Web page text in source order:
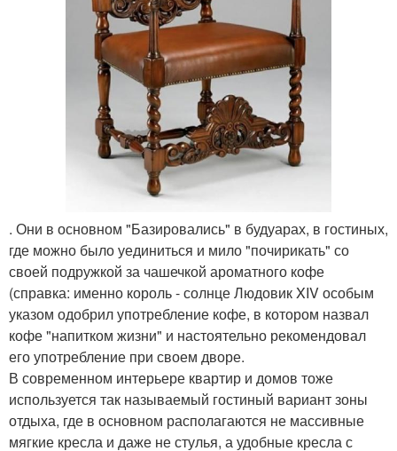
. Они в основном "Базировались" в будуарах, в гостиных,
где можно было уединиться и мило "почирикать" со
своей подружкой за чашечкой ароматного кофе
(справка: именно король - солнце Людовик XIV особым
указом одобрил употребление кофе, в котором назвал
кофе "напитком жизни" и настоятельно рекомендовал
его употребление при своем дворе.
В современном интерьере квартир и домов тоже
используется так называемый гостиный вариант зоны
отдыха, где в основном располагаются не массивные
мягкие кресла и даже не стулья, а удобные кресла с